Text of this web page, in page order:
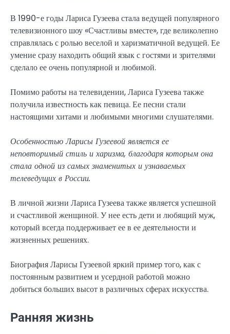
В 1990-е годы Лариса Гузеева стала ведущей популярного
телевизионного шоу «Счастливы вместе», где великолепно
справлялась с ролью веселой и харизматичной ведущей. Ее
умение сразу находить общий язык с гостями и зрителями
сделало ее очень популярной и любимой.
Помимо работы на телевидении, Лариса Гузеева также
получила известность как певица. Ее песни стали
настоящими хитами и любимыми многими слушателями.
Особенностью Ларисы Гузеевой является ее
неповторимый стиль и харизма, благодаря которым она
стала одной из самых знаменитых и узнаваемых
телеведущих в России.
В личной жизни Лариса Гузеева также является успешной
и счастливой женщиной. У нее есть дети и любящий муж,
который всегда поддерживает ее в ее деятельности и
жизненных решениях.
Биография Ларисы Гузеевой яркий пример того, как с
постоянным развитием и усердной работой можно
добиться больших высот в различных сферах искусства.
Ранняя жизнь